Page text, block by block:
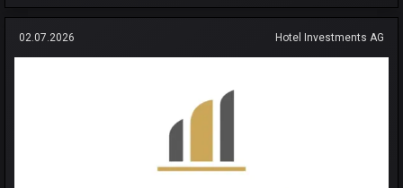
02.07.2026 Hotel Investments AG